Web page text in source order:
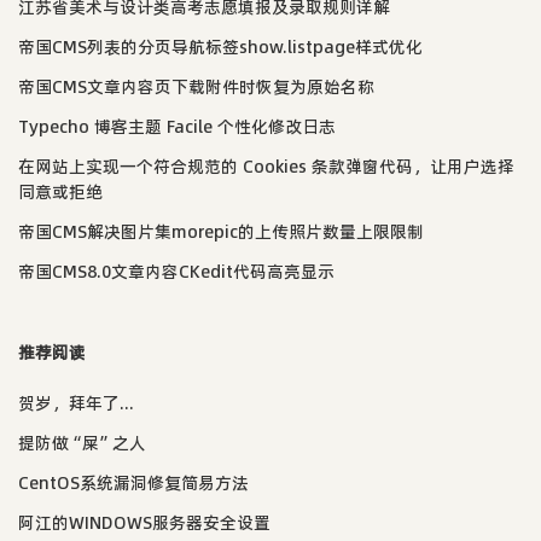
江苏省美术与设计类高考志愿填报及录取规则详解
帝国CMS列表的分页导航标签show.listpage样式优化
帝国CMS文章内容页下载附件时恢复为原始名称
Typecho 博客主题 Facile 个性化修改日志
在网站上实现一个符合规范的 Cookies 条款弹窗代码，让用户选择
同意或拒绝
帝国CMS解决图片集morepic的上传照片数量上限限制
帝国CMS8.0文章内容CKedit代码高亮显示
推荐阅读
贺岁，拜年了...
提防做“屎”之人
CentOS系统漏洞修复简易方法
阿江的WINDOWS服务器安全设置